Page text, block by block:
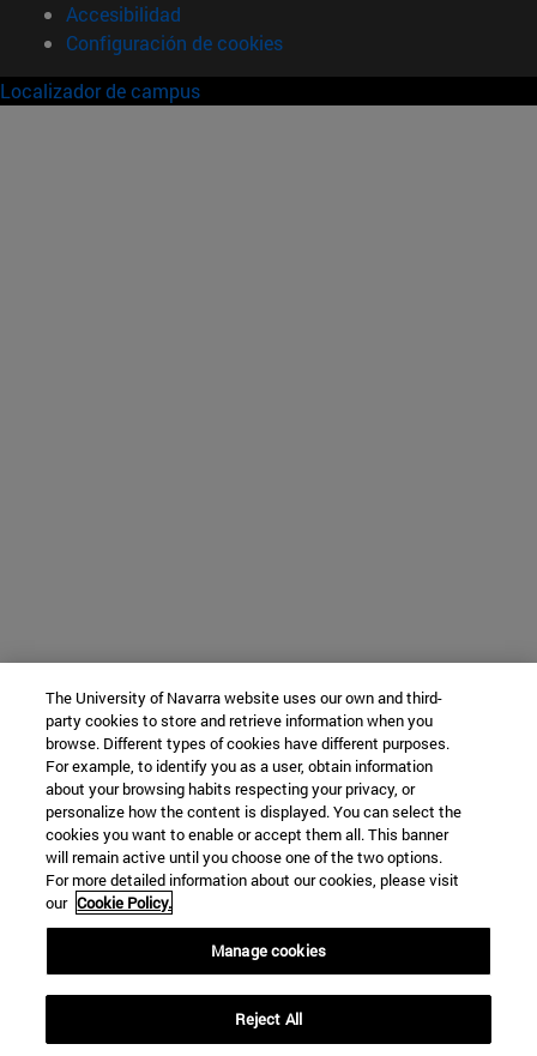
Accesibilidad
Configuración de cookies
Localizador de campus
The University of Navarra website uses our own and third-
party cookies to store and retrieve information when you
browse. Different types of cookies have different purposes.
For example, to identify you as a user, obtain information
about your browsing habits respecting your privacy, or
personalize how the content is displayed. You can select the
cookies you want to enable or accept them all. This banner
will remain active until you choose one of the two options.
For more detailed information about our cookies, please visit
our Cookie Policy.
Manage cookies
Reject All